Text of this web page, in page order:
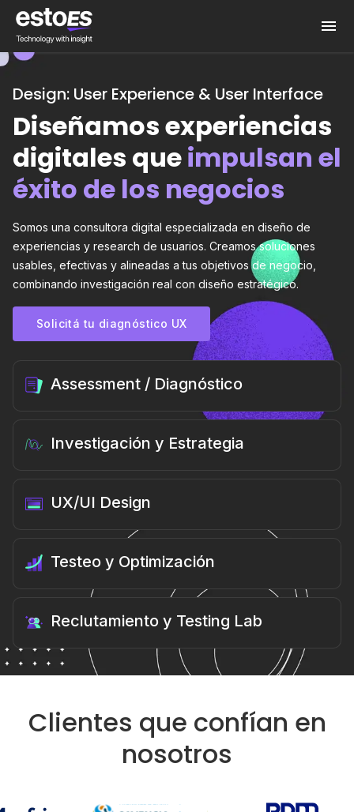
Design: User Experience & User Interface
Diseñamos experiencias
digitales queimpulsan el
éxito de los negocios
Somos una consultora digital especializada en diseño de
experiencias y research de usuarios. Creamos soluciones
usables, efectivas y alineadas a tus objetivos de negocio,
combinando investigación real con diseño estratégico.
Solicitá tu diagnóstico UX
Assessment / Diagnóstico
Investigación y Estrategia
UX/UI Design
Testeo y Optimización
Reclutamiento y Testing Lab
Clientes que confían en
nosotros